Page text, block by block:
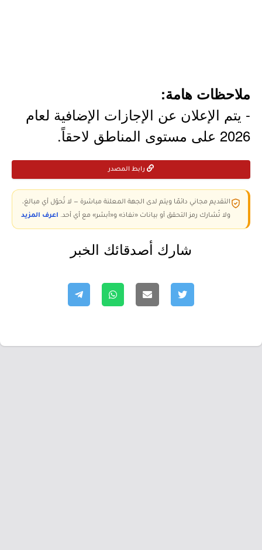
ملاحظات هامة:
- يتم الإعلان عن الإجازات الإضافية لعام
2026 على مستوى المناطق لاحقاً.
رابط المصدر
التقديم مجاني دائمًا ويتم لدى الجهة المعلنة مباشرة — لا تُحوّل أي مبالغ،
ولا تُشارك رمز التحقق أو بيانات «نفاذ» و«أبشر» مع أي أحد. اعرف المزيد
شارك أصدقائك الخبر